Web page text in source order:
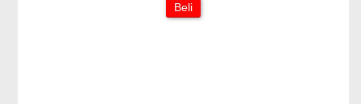
Beli